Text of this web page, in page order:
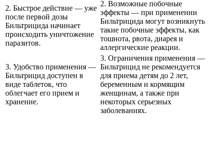
2. Быстрое действие — уже
после первой дозы
Бильтрицида начинает
происходить уничтожение
паразитов.
2. Возможные побочные
эффекты — при применении
Бильтрицида могут возникнуть
такие побочные эффекты, как
тошнота, рвота, диарея и
аллергические реакции.
3. Удобство применения —
Бильтрицид доступен в
виде таблеток, что
облегчает его прием и
хранение.
3. Ограничения применения —
Бильтрицид не рекомендуется
для приема детям до 2 лет,
беременным и кормящим
женщинам, а также при
некоторых серьезных
заболеваниях.